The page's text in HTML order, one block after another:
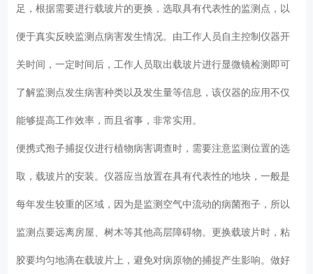
足，根据需要进行载玻片的更换，选取具有代表性的监测点，以
便于真实反映监测点病害发生情况。由工作人员自主控制仪器开
关时间，一定时间后，工作人员取出载玻片进行显微镜检测即可
了解监测点发生病害种类以及发生量等信息，该仪器的应用不仅
能够提高工作效率，而且省事，非常实用。
便携式孢子捕捉仪进行植物病害调查时，需要注意监测位置的选
取，载玻片的安装。仪器应当放置在具有代表性的地块，一般是
每年发生较重的区域，因为是监测空气中流动的病菌孢子，所以
监测点要远离房屋、树木等其他高层障碍物。更换载玻片时，粘
胶要均匀地滴在载玻片上，避免对病原物的捕捉产生影响。做好